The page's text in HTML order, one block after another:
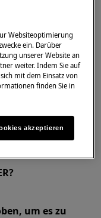
Geräte
zwei
und
um es zu
Websiteoptimierung
ein. Darüber
unserer Website an
weiter. Indem Sie auf
mit dem Einsatz von
finden Sie in
akzeptieren